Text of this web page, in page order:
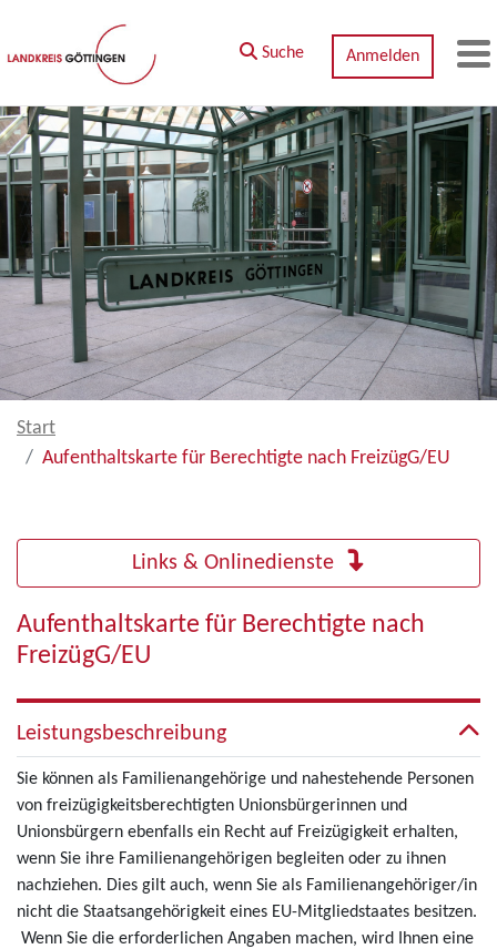
Zum Hauptinhalt springen
Suche Anmelden
Start
Aufenthaltskarte für Berechtigte nach FreizügG/EU
Links & Onlinedienste
Aufenthaltskarte für Berechtigte nach
FreizügG/EU
Leistungsbeschreibung
Sie können als Familienangehörige und nahestehende Personen
von freizügigkeitsberechtigten Unionsbürgerinnen und
Unionsbürgern ebenfalls ein Recht auf Freizügigkeit erhalten,
wenn Sie ihre Familienangehörigen begleiten oder zu ihnen
nachziehen. Dies gilt auch, wenn Sie als Familienangehöriger/in
nicht die Staatsangehörigkeit eines EU-Mitgliedstaates besitzen.
Wenn Sie die erforderlichen Angaben machen, wird Ihnen eine